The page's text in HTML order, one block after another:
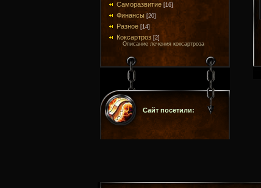
Саморазвитие [16]
Финансы [20]
Разное [14]
Коксартроз [2]
Описание лечения коксартроза
Сайт посетили: